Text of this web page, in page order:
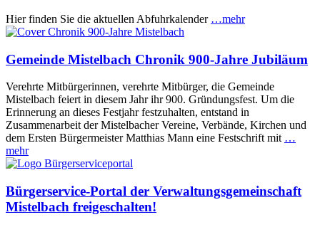
Hier finden Sie die aktuellen Abfuhrkalender …mehr
Gemeinde Mistelbach Chronik 900-Jahre Jubiläum
Verehrte Mitbürgerinnen, verehrte Mitbürger, die Gemeinde
Mistelbach feiert in diesem Jahr ihr 900. Gründungsfest. Um die
Erinnerung an dieses Festjahr festzuhalten, entstand in
Zusammenarbeit der Mistelbacher Vereine, Verbände, Kirchen und
dem Ersten Bürgermeister Matthias Mann eine Festschrift mit …
mehr
Bürgerservice-Portal der Verwaltungsgemeinschaft
Mistelbach freigeschalten!